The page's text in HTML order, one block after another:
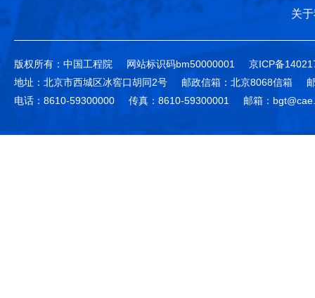
关
版权所有：中国工程院 网站标识码bm50000001
京ICP备
地址：北京市西城区冰窖口胡同2号
邮政信箱：北京8068信箱
电话：8610-59300000
传真：8610-59300001 邮箱：